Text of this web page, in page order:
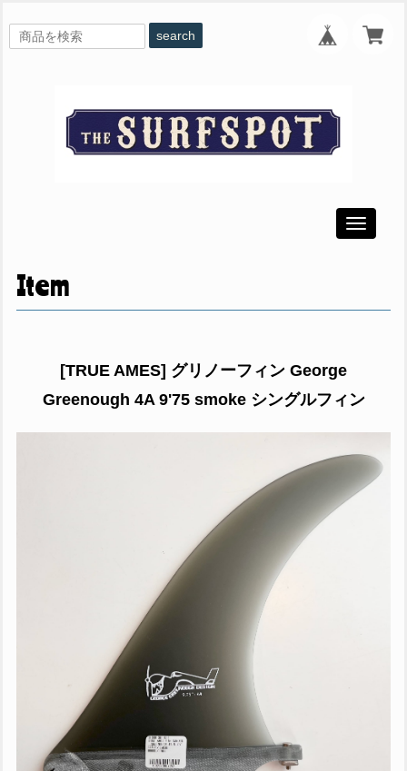
search
Toggle
Item
[TRUE AMES] グリノーフィン George
Greenough 4A 9'75 smoke シングルフィン